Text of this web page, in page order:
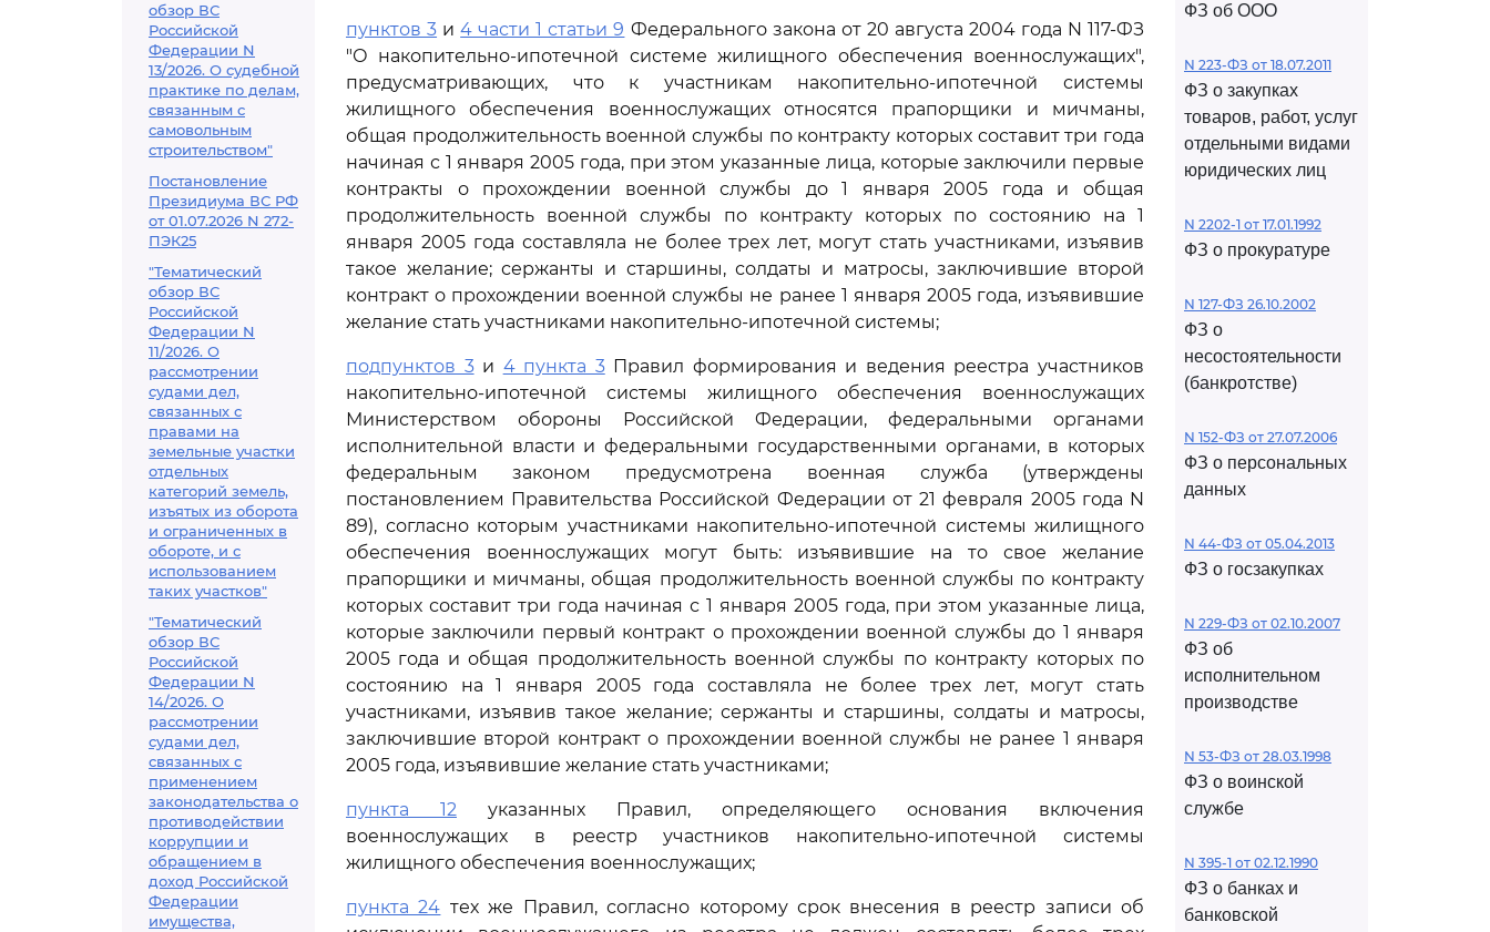
обзор ВС
Российской
Федерации N
13/2026. О судебной
практике по делам,
связанным с
самовольным
строительством"
Постановление
Президиума ВС РФ
от 01.07.2026 N 272-
ПЭК25
"Тематический
обзор ВС
Российской
Федерации N
11/2026. О
рассмотрении
судами дел,
связанных с
правами на
земельные участки
отдельных
категорий земель,
изъятых из оборота
и ограниченных в
обороте, и с
использованием
таких участков"
"Тематический
обзор ВС
Российской
Федерации N
14/2026. О
рассмотрении
судами дел,
связанных с
применением
законодательства о
противодействии
коррупции и
обращением в
доход Российской
Федерации
имущества,
пунктов 3 и4 части 1 статьи 9 Федерального закона от 20 августа 2004 года N 117-ФЗ
"О накопительно-ипотечной системе жилищного обеспечения военнослужащих",
предусматривающих, что к участникам накопительно-ипотечной системы
жилищного обеспечения военнослужащих относятся прапорщики и мичманы,
общая продолжительность военной службы по контракту которых составит три года
начиная с 1 января 2005 года, при этом указанные лица, которые заключили первые
контракты о прохождении военной службы до 1 января 2005 года и общая
продолжительность военной службы по контракту которых по состоянию на 1
января 2005 года составляла не более трех лет, могут стать участниками, изъявив
такое желание; сержанты и старшины, солдаты и матросы, заключившие второй
контракт о прохождении военной службы не ранее 1 января 2005 года, изъявившие
желание стать участниками накопительно-ипотечной системы;
подпунктов 3и 4 пункта 3Правил формирования и ведения реестра участников
накопительно-ипотечной системы жилищного обеспечения военнослужащих
Министерством обороны Российской Федерации, федеральными органами
исполнительной власти и федеральными государственными органами, в которых
федеральным законом предусмотрена военная служба (утверждены
постановлением Правительства Российской Федерации от 21 февраля 2005 года N
89), согласно которым участниками накопительно-ипотечной системы жилищного
обеспечения военнослужащих могут быть: изъявившие на то свое желание
прапорщики и мичманы, общая продолжительность военной службы по контракту
которых составит три года начиная с 1 января 2005 года, при этом указанные лица,
которые заключили первый контракт о прохождении военной службы до 1 января
2005 года и общая продолжительность военной службы по контракту которых по
состоянию на 1 января 2005 года составляла не более трех лет, могут стать
участниками, изъявив такое желание; сержанты и старшины, солдаты и матросы,
заключившие второй контракт о прохождении военной службы не ранее 1 января
2005 года, изъявившие желание стать участниками;
пункта 12 указанных Правил, определяющего основания включения
военнослужащих в реестр участников накопительно-ипотечной системы
жилищного обеспечения военнослужащих;
пункта 24 тех же Правил, согласно которому срок внесения в реестр записи об
ФЗ об ООО
N 223-ФЗ от 18.07.2011
ФЗ о закупках
товаров, работ, услуг
отдельными видами
юридических лиц
N 2202-1 от 17.01.1992
ФЗ о прокуратуре
N 127-ФЗ 26.10.2002
ФЗ о
несостоятельности
(банкротстве)
N 152-ФЗ от 27.07.2006
ФЗ о персональных
данных
N 44-ФЗ от 05.04.2013
ФЗ о госзакупках
N 229-ФЗ от 02.10.2007
ФЗ об
исполнительном
производстве
N 53-ФЗ от 28.03.1998
ФЗ о воинской
службе
N 395-1 от 02.12.1990
ФЗ о банках и
банковской